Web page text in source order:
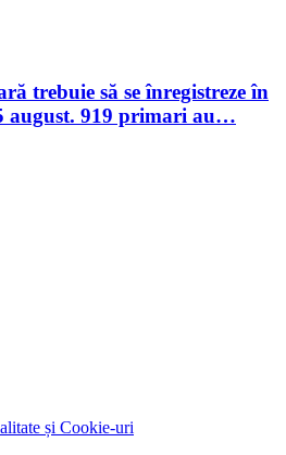
trebuie să se înregistreze în
august. 919 primari au…
și Cookie-uri